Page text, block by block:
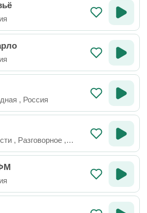
, Россия
, Разговорное ,